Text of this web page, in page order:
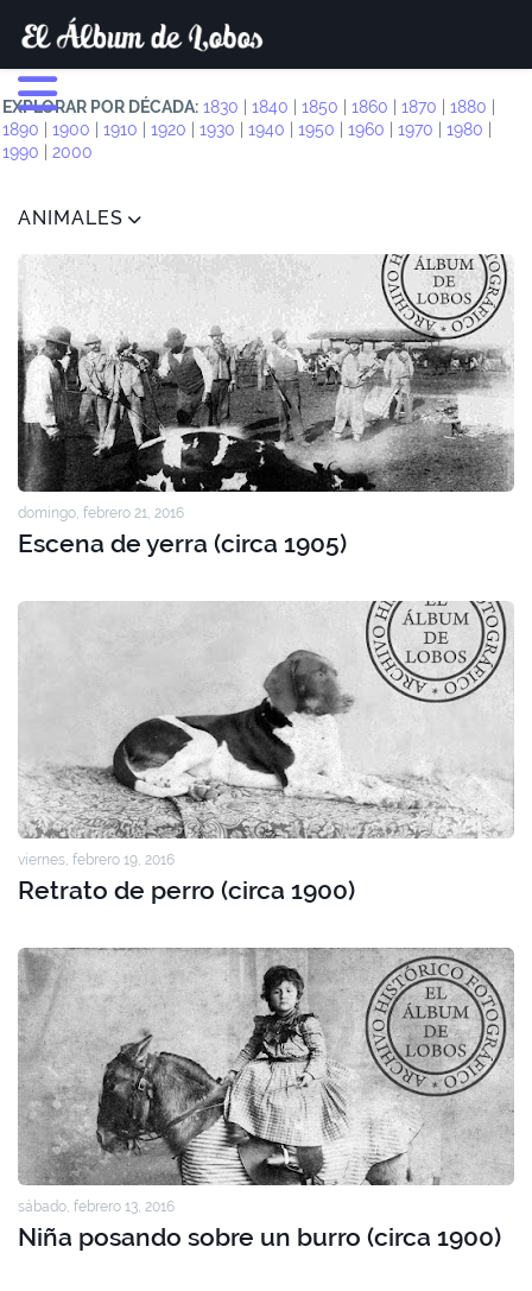
EXPLORAR POR DÉCADA: 1830 1840 1850 1860 1870 1880
1890
1900 1910 1920 1930 1940 1950 1960 1970 1980
1990
2000
ANIMALES
domingo, febrero 21, 2016
Escena de yerra (circa 1905)
viernes, febrero 19, 2016
Retrato de perro (circa 1900)
sábado, febrero 13, 2016
Niña posando sobre un burro (circa 1900)